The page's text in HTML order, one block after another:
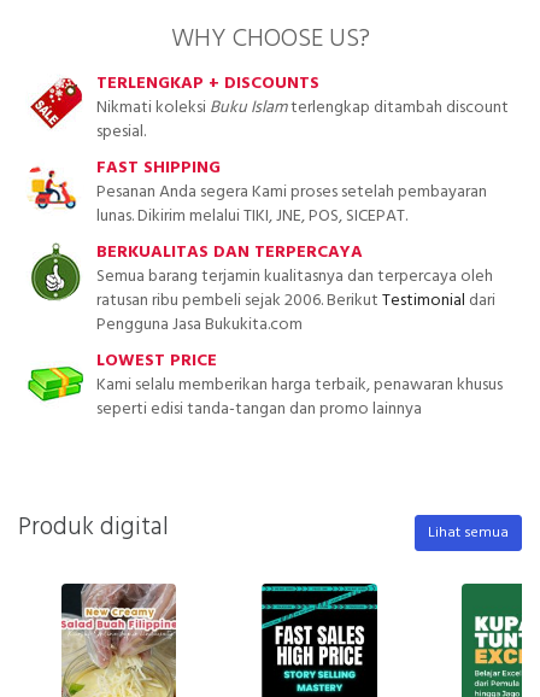
WHY CHOOSE US?
TERLENGKAP + DISCOUNTS
Nikmati koleksiBuku Islamterlengkap ditambah discount
spesial.
FAST SHIPPING
Pesanan Anda segera Kami proses setelah pembayaran
lunas. Dikirim melalui TIKI, JNE, POS, SICEPAT.
BERKUALITAS DAN TERPERCAYA
Semua barang terjamin kualitasnya dan terpercaya oleh
ratusan ribu pembeli sejak 2006. BerikutTestimonial dari
Pengguna Jasa Bukukita.com
LOWEST PRICE
Kami selalu memberikan harga terbaik, penawaran khusus
seperti edisi tanda-tangan dan promo lainnya
Produk digital Lihat semua